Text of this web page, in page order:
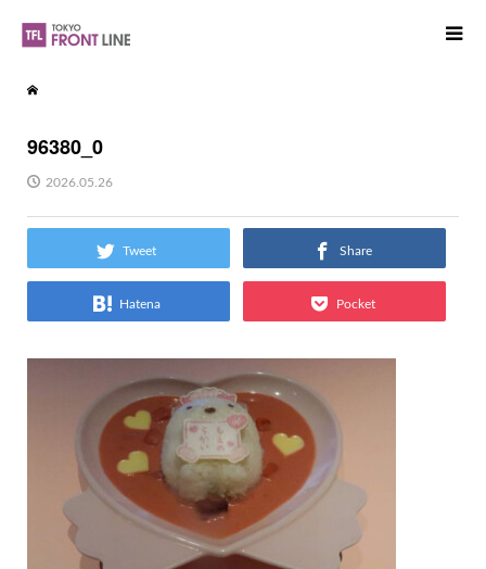
96380_0
2026.05.26
Tweet Share
Hatena Pocket